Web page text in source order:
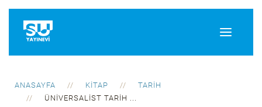
ANASAYFA KITAP
TARIH
ÜNIVERSALIST TARIH ...